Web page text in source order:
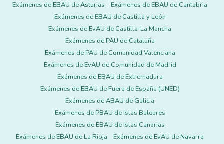
Exámenes de EBAU de Asturias
Exámenes de EBAU de Cantabria
Exámenes de EBAU de Castilla y León
Exámenes de EvAU de Castilla-La Mancha
Exámenes de PAU de Cataluña
Exámenes de PAU de Comunidad Valenciana
Exámenes de EvAU de Comunidad de Madrid
Exámenes de EBAU de Extremadura
Exámenes de EBAU de Fuera de España (UNED)
Exámenes de ABAU de Galicia
Exámenes de PBAU de Islas Baleares
Exámenes de EBAU de Islas Canarias
Exámenes de EBAU de La Rioja
Exámenes de EvAU de Navarra